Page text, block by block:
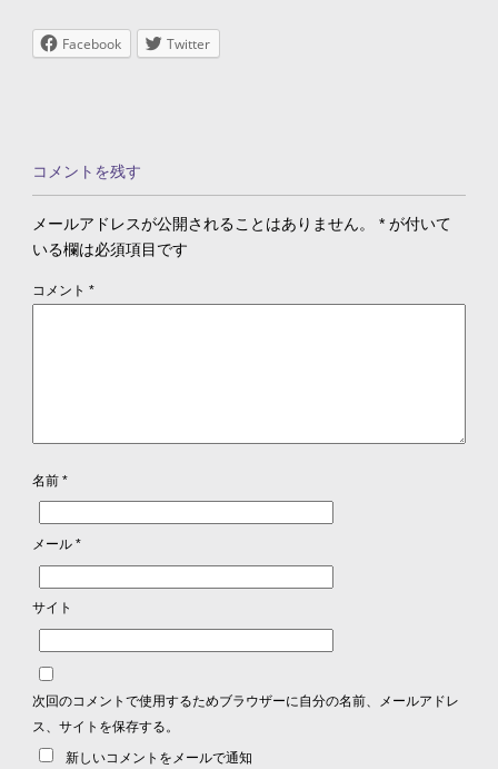
Facebook Twitter
コメントを残す
メールアドレスが公開されることはありません。 *が付いて
いる欄は必須項目です
コメント *
名前 *
メール *
サイト
次回のコメントで使用するためブラウザーに自分の名前、メールアドレ
ス、サイトを保存する。
新しいコメントをメールで通知